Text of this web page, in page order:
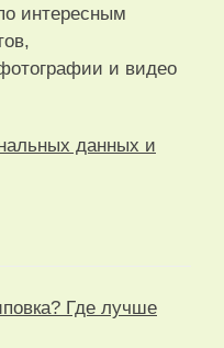
интересным
и видео
данных и
Где лучше